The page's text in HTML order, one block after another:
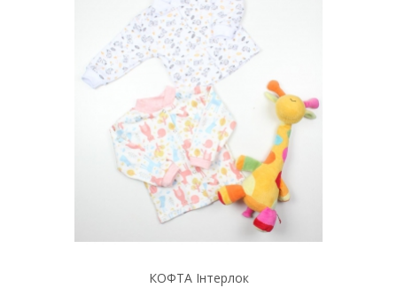
КОФТА Інтерлок